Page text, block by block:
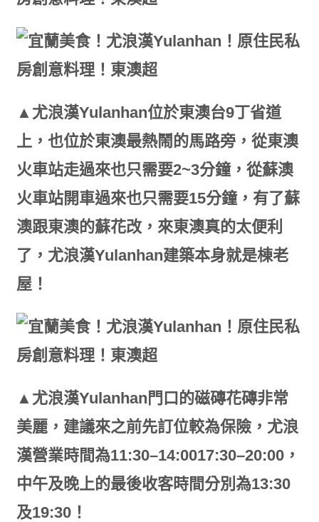
▲尤浪漢Yulanhan位於東澳台9丁省道
上，也位於東澳最熱鬧的馬路旁，從東澳
火車站走過來也只需要2~3分鐘，從蘇澳
火車站開車過來也只需要15分鐘，有了蘇
澳跟東澳的蘇花改，來東澳真的太便利
了，尤浪漢Yulanhan建築本身就是棟老
屋！
▲尤浪漢Yulanhan門口的磁磚花磚非常
美麗，建議來之前先訂位較為保險，尤浪
漢營業時間為11:30–14:0017:30–20:00，
中午及晚上的最後收客時間分別為13:30
及19:30！